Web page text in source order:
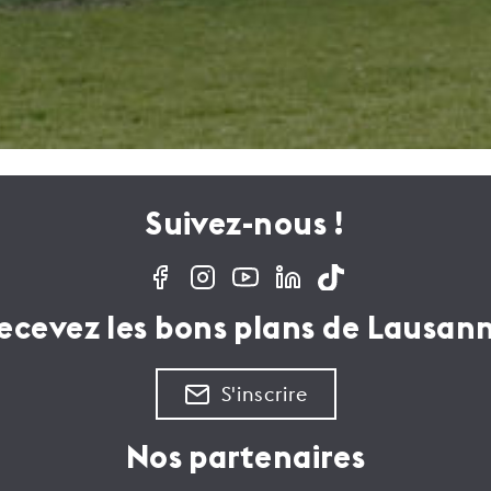
Suivez-nous !
les bons plans de
S'inscrire
Nos partenaires